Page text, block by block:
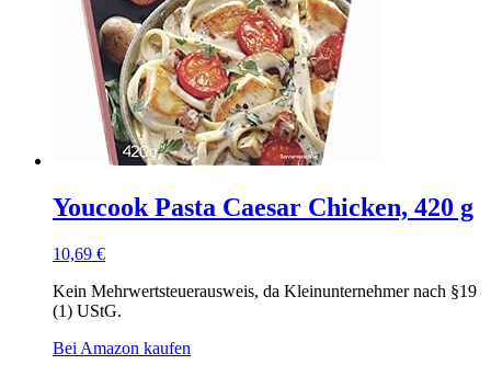
Youcook Pasta Caesar Chicken, 420 g
10,69 €
Kein Mehrwertsteuerausweis, da Kleinunternehmer nach §19
(1) UStG.
Bei Amazon kaufen